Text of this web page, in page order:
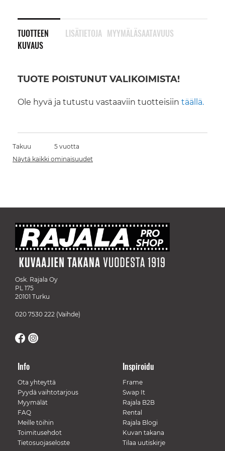
TUOTTEEN
KUVAUS
TUOTE POISTUNUT VALIKOIMISTA!
Ole hyvä ja tutustu vastaaviin tuotteisiin täällä.
LISÄTIETOJA MYYMÄLÄSAATAVUUS
Takuu
5 vuotta
Näytä kaikki ominaisuudet
Osk. Rajala Oy
PL 175
20101 Turku
020 7530 222 (Vaihde)
Info
Ota yhteyttä
Pyydä vaihtotarjous
Myymälät
FAQ
Meille töihin
Toimitusehdot
Tietosuojaseloste
Inspiroidu
Frame
Swap It
Rajala B2B
Rental
Rajala Blogi
Kuvan takana
Tilaa uutiskirje